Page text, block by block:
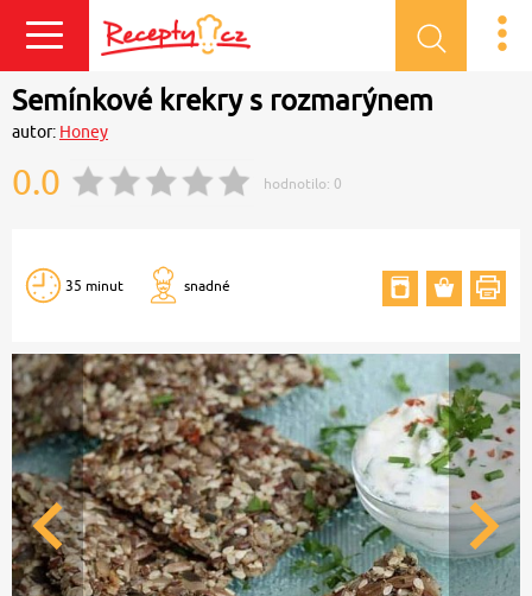
Přihlásit se
Semínkové krekry s rozmarýnem
autor: Honey
0.0 hodnotilo: 0
35 minut snadné